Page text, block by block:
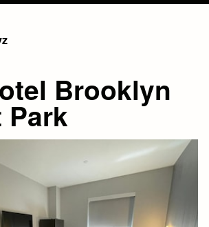
Brooklyn
Park